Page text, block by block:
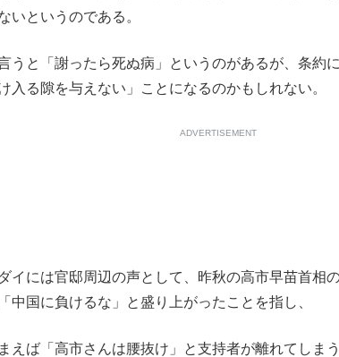
もっと
いというのである。
うと「謝ったら死ぬ病」というのがあるが、条約
入る隙を与えない」ことになるのかもしれない。
ADVERTISEMENT
イには官邸周辺の声として、昨秋の高市早苗首相
中国に負けるな」と盛り上がったことを指し、
えば「高市さんは腰抜け」と支持者が離れてしま